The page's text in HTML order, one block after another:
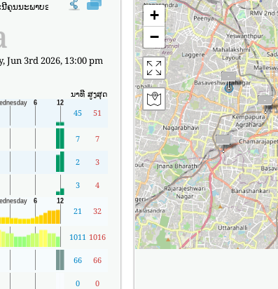
ຄຸນນະພາບອາກາດຕາມເວລາຈິງຂອງ SaneguravaHalli, Bangalore (AQI).
Jun 3rd 2026, 13:00 pm
ນາທີ ສູງສຸດ
45 51
7 7
2 3
3 4
21 32
1011 1016
66 66
0 0
+
−